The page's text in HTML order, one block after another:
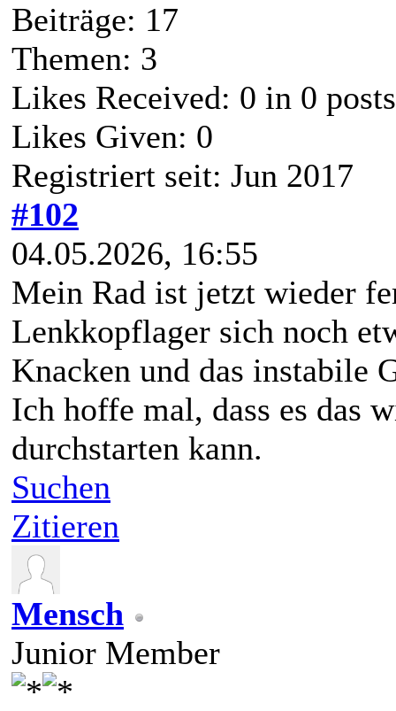
Beiträge: 17
Themen: 3
Likes Received: 0 in 0 posts
Likes Given: 0
Registriert seit: Jun 2017
#102
04.05.2026, 16:55
Mein Rad ist jetzt wieder
Lenkkopflager sich noch
Knacken und das instabile
Ich hoffe mal, dass es das
durchstarten kann.
Suchen
Zitieren
Mensch
Junior Member